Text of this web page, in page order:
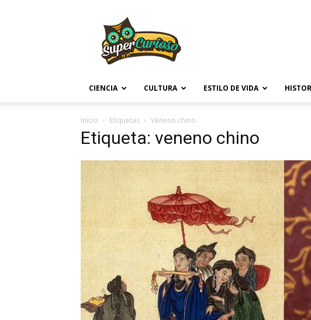
CIENCIA CULTURA ESTILO DE VIDA
Inicio Etiquetas Veneno chino
Etiqueta: veneno chino